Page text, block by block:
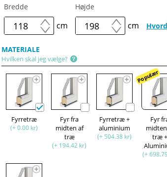
Bredde
cm
Højde
cm
MATERIALE
Hvilken skal jeg vælge?
Fyrretræ
(+ 0.00 kr)
Fyr fra
midten af
træ
(+ 194.42 kr)
Fyrretræ +
aluminium
(+ 504.38 kr)
Populær
Fyr
træ +
(+